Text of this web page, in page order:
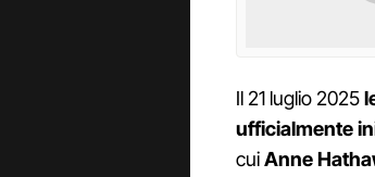
Il 21 luglio 2025
ufficialmente
cuiAnne